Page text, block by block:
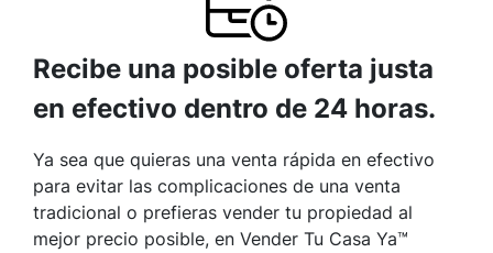
Recibe una posible oferta justa
en efectivo dentro de 24 horas.
Ya sea que quieras una venta rápida en efectivo
para evitar las complicaciones de una venta
tradicional o prefieras vender tu propiedad al
mejor precio posible, en Vender Tu Casa Ya™